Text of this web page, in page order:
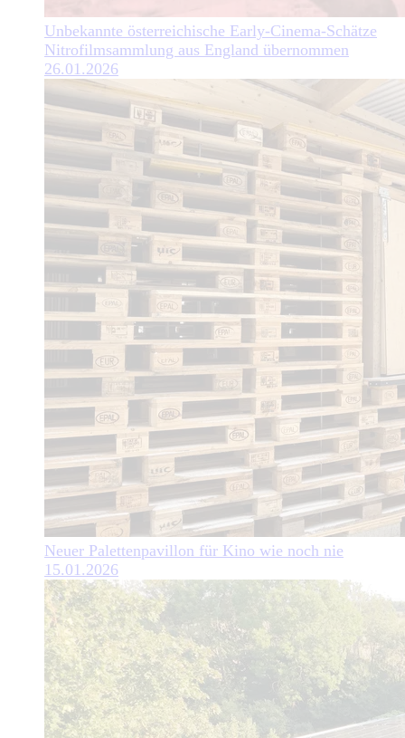
Unbekannte österreichische Early-Cinema-Schätze
Nitrofilmsammlung aus England übernommen
26.01.2026
Neuer Palettenpavillon für Kino wie noch nie
15.01.2026